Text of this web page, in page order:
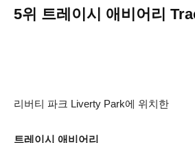
5위 트레이시 애비어리
리버티 파크 Liverty Park에 위치한
트레이시 애비어리